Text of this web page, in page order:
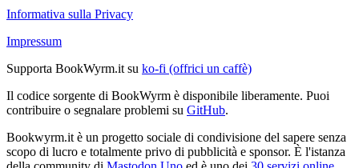
Informativa sulla Privacy
Impressum
Supporta BookWyrm.it su ko-fi (offrici un caffè)
Il codice sorgente di BookWyrm è disponibile liberamente. Puoi
contribuire o segnalare problemi su GitHub.
Bookwyrm.it è un progetto sociale di condivisione del sapere senza
scopo di lucro e totalmente privo di pubblicità e sponsor. È l'istanza